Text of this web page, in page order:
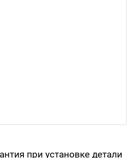
при установке детали